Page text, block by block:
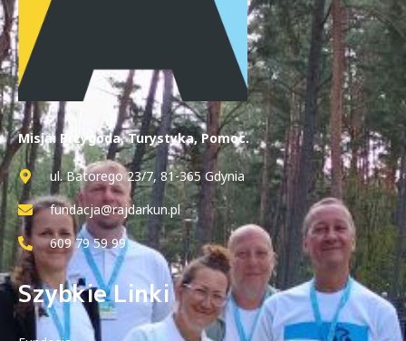
Misja: Przygoda, Turystyka, Pomoc.
ul. Batorego 23/7, 81-365 Gdynia
fundacja@rajdarkun.pl
609 79 59 99
Szybkie Linki